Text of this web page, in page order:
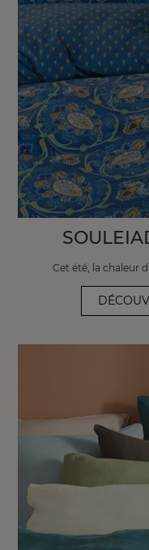
Cet été, la chaleur